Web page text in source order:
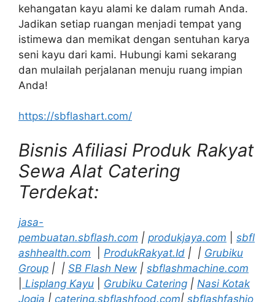
kehangatan kayu alami ke dalam rumah Anda.
Jadikan setiap ruangan menjadi tempat yang
istimewa dan memikat dengan sentuhan karya
seni kayu dari kami. Hubungi kami sekarang
dan mulailah perjalanan menuju ruang impian
Anda!
https://sbflashart.com/
Bisnis Afiliasi Produk Rakyat
Sewa Alat Catering
Terdekat:
jasa-
pembuatan.sbflash.com | produkjaya.com
sbfl
ashhealth.com
ProdukRakyat.Id | | Grubiku
Group | | SB Flash New | sbflashmachine.com
Lisplang Kayu Grubiku Catering | Nasi Kotak
Jogja | catering.sbflashfood.com| sbflashfashio